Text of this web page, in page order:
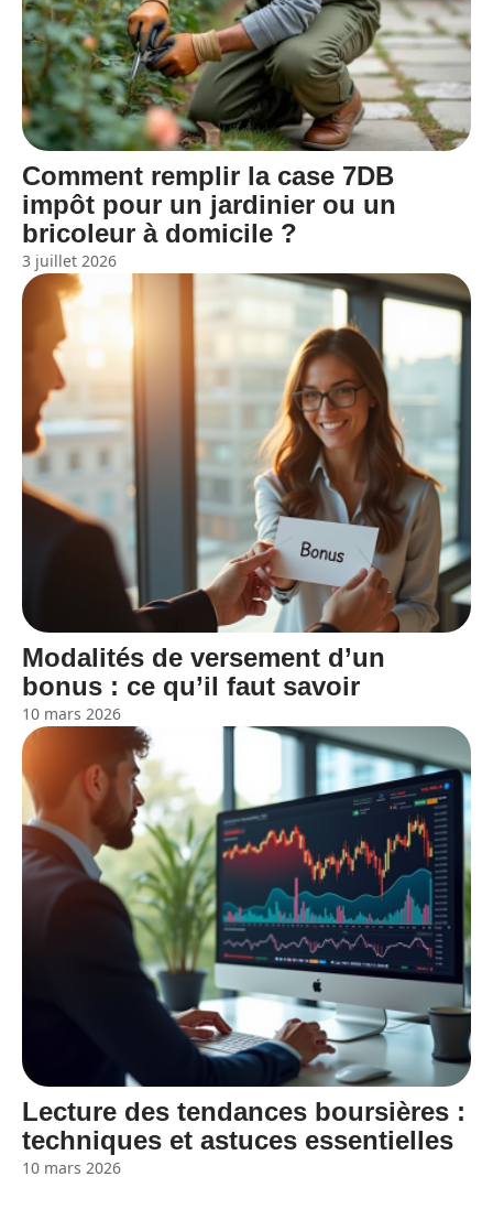
Comment remplir la case 7DB
impôt pour un jardinier ou un
bricoleur à domicile ?
3 juillet 2026
Modalités de versement d’un
bonus : ce qu’il faut savoir
10 mars 2026
Lecture des tendances boursières :
techniques et astuces essentielles
10 mars 2026